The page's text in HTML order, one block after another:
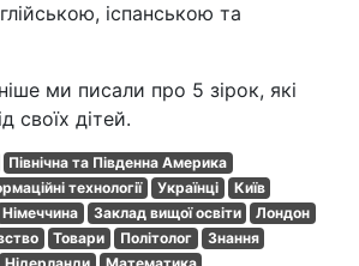
іспанською та
ми писали про 5 зірок, які
своїх дітей.
Північна та Південна Америка
технології Українці
Київ
Німеччина Заклад вищої освіти
Лондон
Товари Політолог
Знання